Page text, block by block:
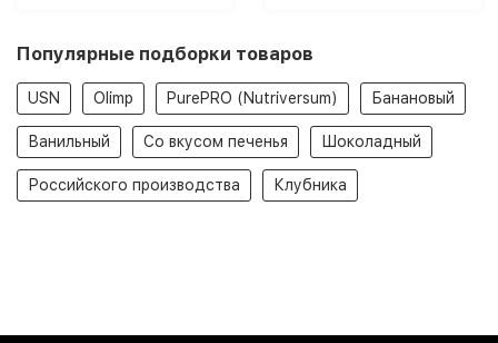
Популярные подборки товаров
USN Olimp PurePRO (Nutriversum) Банановый
Ванильный Со вкусом печенья Шоколадный
Российского производства Клубника